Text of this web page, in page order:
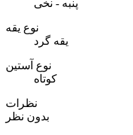
پنبه - نخی
نوع یقه
یقه گرد
نوع آستین
کوتاه
نظرات
بدون نظر